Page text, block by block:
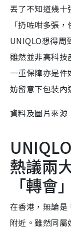
丟了不知道幾十
「扔咗咁多張
UNIQLO想得周
雖然並非高科技
一重保障亦是
妨留意下包裝內
資料及圖片來源
熱議兩
「轉會
在香港，無論是
附近。雖然同